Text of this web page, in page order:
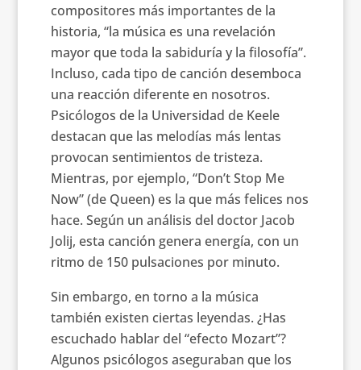
compositores más importantes de la
historia, “la música es una revelación
mayor que toda la sabiduría y la filosofía”.
Incluso, cada tipo de canción desemboca
una reacción diferente en nosotros.
Psicólogos de la Universidad de Keele
destacan que las melodías más lentas
provocan sentimientos de tristeza.
Mientras, por ejemplo, “Don’t Stop Me
Now” (de Queen) es la que más felices nos
hace. Según un análisis del doctor Jacob
Jolij, esta canción genera energía, con un
ritmo de 150 pulsaciones por minuto.
Sin embargo, en torno a la música
también existen ciertas leyendas. ¿Has
escuchado hablar del “efecto Mozart”?
Algunos psicólogos aseguraban que los